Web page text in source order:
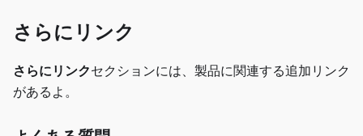
さらにリンク
さらにリンクセクションには、製品に関連する追加リンク
があるよ。